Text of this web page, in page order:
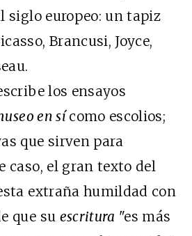
siglo europeo: un tapiz
Brancusi, Joyce,
los ensayos
en sícomo escolios;
que sirven para
caso, el gran texto del
extraña humildad con
que su escritura "es más